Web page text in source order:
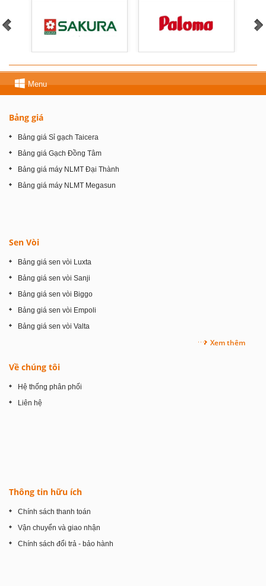
Menu
Bảng giá
Bảng giá Sỉ gạch Taicera
Bảng giá Gạch Đồng Tâm
Bảng giá máy NLMT Đại Thành
Bảng giá máy NLMT Megasun
Sen Vòi
Bảng giá sen vòi Luxta
Bảng giá sen vòi Sanji
Bảng giá sen vòi Biggo
Bảng giá sen vòi Empoli
Bảng giá sen vòi Valta
Xem thêm
Về chúng tôi
Hệ thống phân phối
Liên hệ
Thông tin hữu ích
Chính sách thanh toán
Vận chuyển và giao nhận
Chính sách đổi trả - bảo hành